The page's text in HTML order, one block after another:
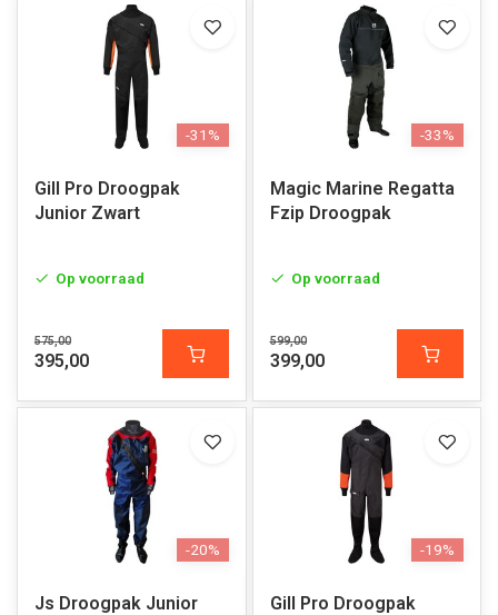
-31%
Gill Pro Droogpak
Junior Zwart
Op voorraad
575,00
395,00
-33%
Magic Marine Regatta
Fzip Droogpak
Op voorraad
599,00
399,00
-20%
Js Droogpak Junior
-19%
Gill Pro Droogpak